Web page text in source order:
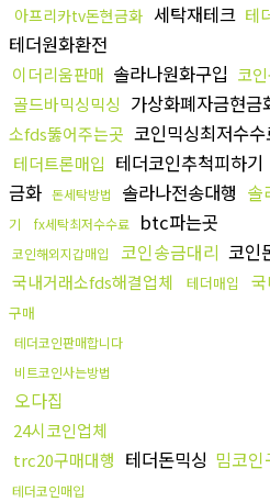
아프리카tv돈현금화 세탁재테크 테
테더원화환전
이더리움판매 솔라나원화구입 코
골드바믹싱믹싱 가상화폐자금현금
소fds뚫어주는곳 코인믹싱최저수
테더트론매입 테더코인추척피하기
금화 돈세탁방법 솔라나전송대행 솔
기
fx세탁최저수수료 btc파는곳
코인해외지갑매입 코인송금대리 코인
국내거래소fds해결업체 테더매입
구매
테더코인판매합니다
비트코인사는방법
오다집
24시코인업체
trc20구매대행 테더돈믹싱 밈코인
테더코인매입